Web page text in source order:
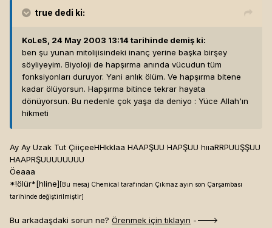
true dedi ki:
KoLeS, 24 May 2003 13:14 tarihinde demiş ki:
ben şu yunan mitolijisindeki inanç yerine başka birşey
söyliyeyim. Biyoloji de hapşırma anında vücudun tüm
fonksiyonları duruyor. Yani anlık ölüm. Ve hapşırma bitene
kadar ölüyorsun. Hapşırma bitince tekrar hayata
dönüyorsun. Bu nedenle çok yaşa da deniyo : Yüce Allah'ın
hikmeti
Ay Ay Uzak Tut ÇiiiçeeHHkklaa HAAPŞUU HAPŞUU hııaRRPUUŞŞUU
HAAPRŞUUUUUUUU
Öeaaa
*!ölür*[hline] [Bu mesaj Chemical tarafından Çıkmaz ayın son Çarşambası
tarihinde değiştirilmiştir]
Bu arkadaşdaki sorun ne? Örenmek için tıklayın ---->